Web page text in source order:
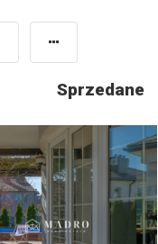
Sprzedane